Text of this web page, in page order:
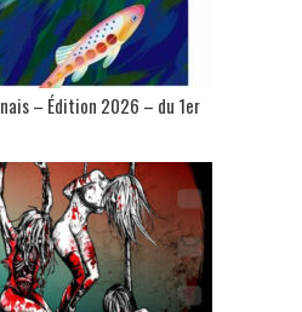
– Édition 2026 – du 1er